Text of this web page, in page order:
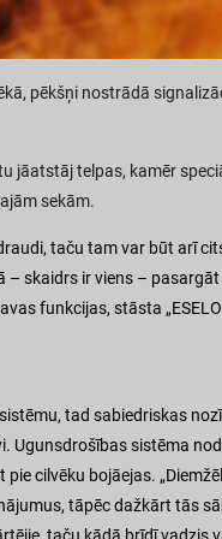
pēkšņi nostrādā
jāatstāj telpas, kamēr
sekām.
taču tam var būt arī
– skaidrs ir viens –
funkcijas, stāsta
tad sabiedriskas
Ugunsdrošības sistēma
cilvēku bojāejas.
tāpēc dažkārt tās
taču kādā brīdī vadzis